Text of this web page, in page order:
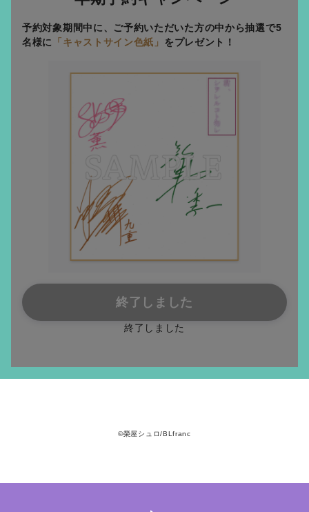
予約対象期間中に、ご予約いただいた方の中から抽選で5
名様に
「キャストサイン色紙」 をプレゼント！
終了しました
終了しました
©榮屋シュロ/BLfranc